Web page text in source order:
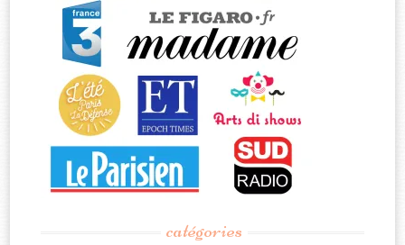
catégories